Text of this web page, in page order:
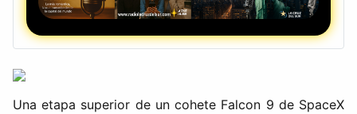
Una etapa superior de un cohete Falcon 9 de SpaceX